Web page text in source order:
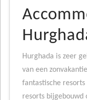
Hurghada is zeer
van een
fantastische resorts
resorts bijgebouwd